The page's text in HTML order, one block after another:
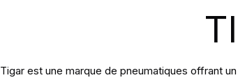
Tigar est une marque de pneumatiques offrant